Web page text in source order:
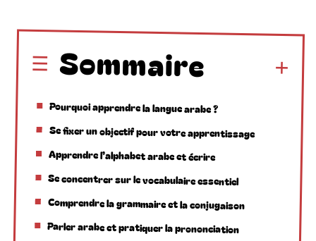
Sommaire
Pourquoi apprendre la langue arabe ?
Se fixer un objectif pour votre apprentissage
Apprendre l’alphabet arabe et écrire
Se concentrer sur le vocabulaire essentiel
Comprendre la grammaire et la conjugaison
Parler arabe et pratiquer la prononciation